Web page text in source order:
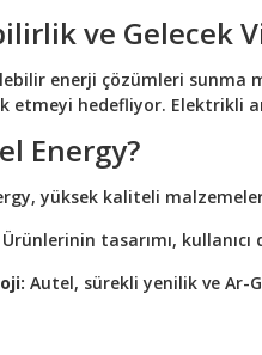
ve Gelecek
enerji çözümleri sunma
etmeyi hedefliyor. Elektrikli
Energy?
yüksek kaliteli
Ürünlerinin tasarımı,
Autel, sürekli yenilik ve Ar-